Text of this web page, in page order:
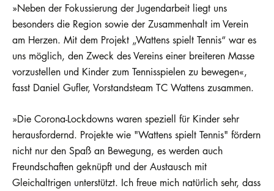
»Neben der Fokussierung der Jugendarbeit liegt uns
besonders die Region sowie der Zusammenhalt im Verein
am Herzen. Mit dem Projekt „Wattens spielt Tennis“ war es
uns möglich, den Zweck des Vereins einer breiteren Masse
vorzustellen und Kinder zum Tennisspielen zu bewegen«,
fasst Daniel Gufler, Vorstandsteam TC Wattens zusammen.
»Die Corona-Lockdowns waren speziell für Kinder sehr
herausfordernd. Projekte wie "Wattens spielt Tennis" fördern
nicht nur den Spaß an Bewegung, es werden auch
Freundschaften geknüpft und der Austausch mit
Gleichaltrigen unterstützt. Ich freue mich natürlich sehr, dass